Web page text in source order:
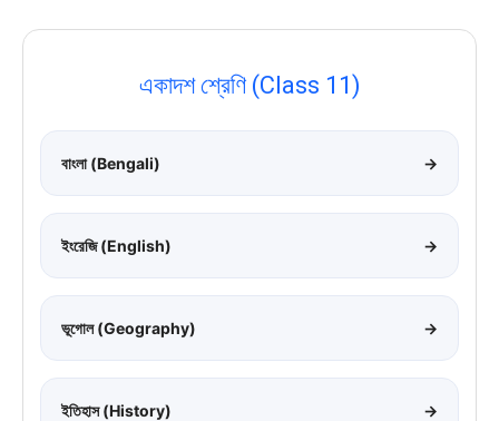
একাদশ শ্রেণি (Class 11)
বাংলা (Bengali) →
ইংরেজি (English) →
ভূগোল (Geography) →
ইতিহাস (History) →